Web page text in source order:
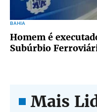
BAHIA
Homem é
Subúrbio
Mais